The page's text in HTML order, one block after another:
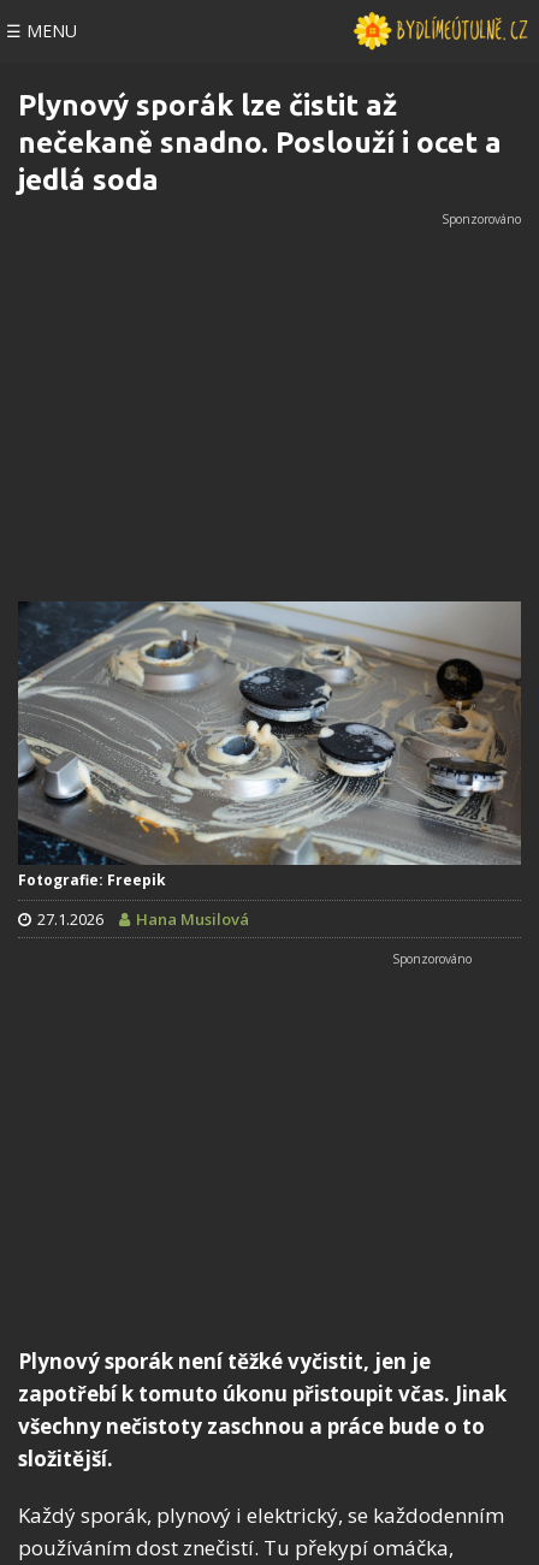
☰ MENU
Plynový sporák lze čistit až
nečekaně snadno. Poslouží i ocet a
jedlá soda
Fotografie: Freepik
27.1.2026 Hana Musilová
Plynový sporák není těžké vyčistit, jen je
zapotřebí k tomuto úkonu přistoupit včas. Jinak
všechny nečistoty zaschnou a práce bude o to
složitější.
Každý sporák, plynový i elektrický, se každodenním
používáním dost znečistí. Tu překypí omáčka,